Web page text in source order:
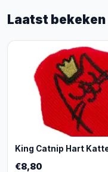
Laatst bekeken
King Catnip Hart
€8,80